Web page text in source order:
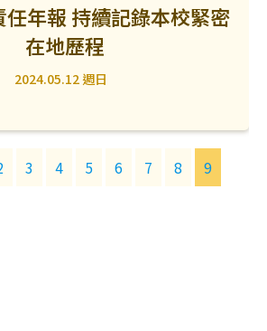
年報 持續記錄本校緊密
在地歷程
2024.05.12 週日
3 4 5 6 7 8 9